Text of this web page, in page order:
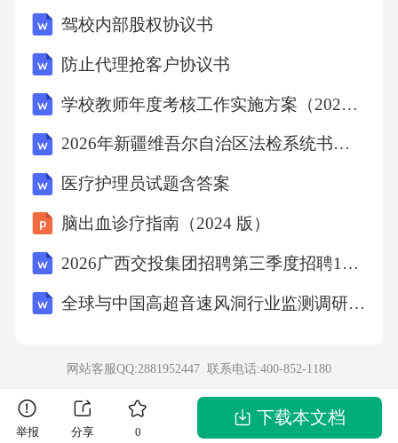
及未来几年的发展规划。2.工作计划概述：-概
括整个教学计划的框架，包括预期目标、主要
活动、时间安排等。-强调以学生为中心的教学
理念，注重实践与创新能力的培养。3.教学目
标：-明确指出通过综合实践活动课程，学生应
强调培养学生的问题解决能力、团队协作能力
和社会责任感。4.教学内容与活动安排：-列出
具体的教学主题和单元，如科技创新、社会实
践、研究性学习等。-针对每个主题，详细描述
段（如信息技术工具、实地考察等）以及资源
驾校内部股权协议书
防止代理抢客户协议书
学校教师年度考核工作实施方案（2026新修订）
2026年新疆维吾尔自治区法检系统书记员招聘考试参考试题及答案详解
医疗护理员试题含答案
脑出血诊疗指南（2024 版）
2026广西交投集团招聘第三季度招聘188人易考易错模拟试题（共500题）试卷后附参考答案
全球与中国高超音速风洞行业监测调研及发展态势展望研究报告
网站客服QQ:2881952447 联系电话:400-852-1180
举报 分享 0
下载本文档